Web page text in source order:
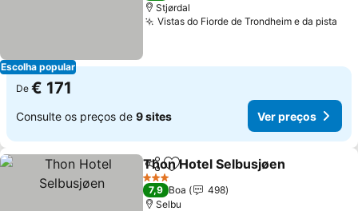
Escolha popular
Stjørdal
Vistas do Fiorde de Trondheim e da pista
De € 171
Consulte os preços de 9 sites Ver preços
PartilharAdicionar aos favoritos
Thon Hotel Selbusjøen
3 Estrelas
7,9 Boa
498
Selbu